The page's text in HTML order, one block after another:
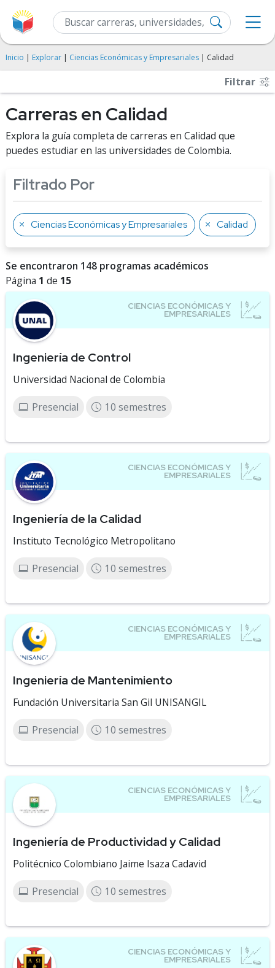
Inicio | Explorar | Ciencias Económicas y Empresariales | Calidad
Filtrar
Carreras en Calidad
Explora la guía completa de carreras en Calidad que
puedes estudiar en las universidades de Colombia.
Filtrado Por
Ciencias Económicas y Empresariales Calidad
Se encontraron 148 programas académicos
Página 1 de 15
Ingeniería de Control
Universidad Nacional de Colombia
Presencial 10 semestres
Ingeniería de la Calidad
Instituto Tecnológico Metropolitano
Presencial 10 semestres
Ingeniería de Mantenimiento
Fundación Universitaria San Gil UNISANGIL
Presencial 10 semestres
Ingeniería de Productividad y Calidad
Politécnico Colombiano Jaime Isaza Cadavid
Presencial 10 semestres